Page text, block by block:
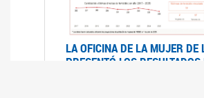
LA OFICINA DE LA MUJER DE
PRESENTÓ LOS RESULTADOS